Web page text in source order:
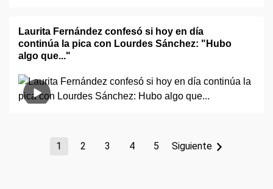
Laurita Fernández confesó si hoy en día
continúa la pica con Lourdes Sánchez: "Hubo
algo que..."
1 2 3 4 5 Siguiente